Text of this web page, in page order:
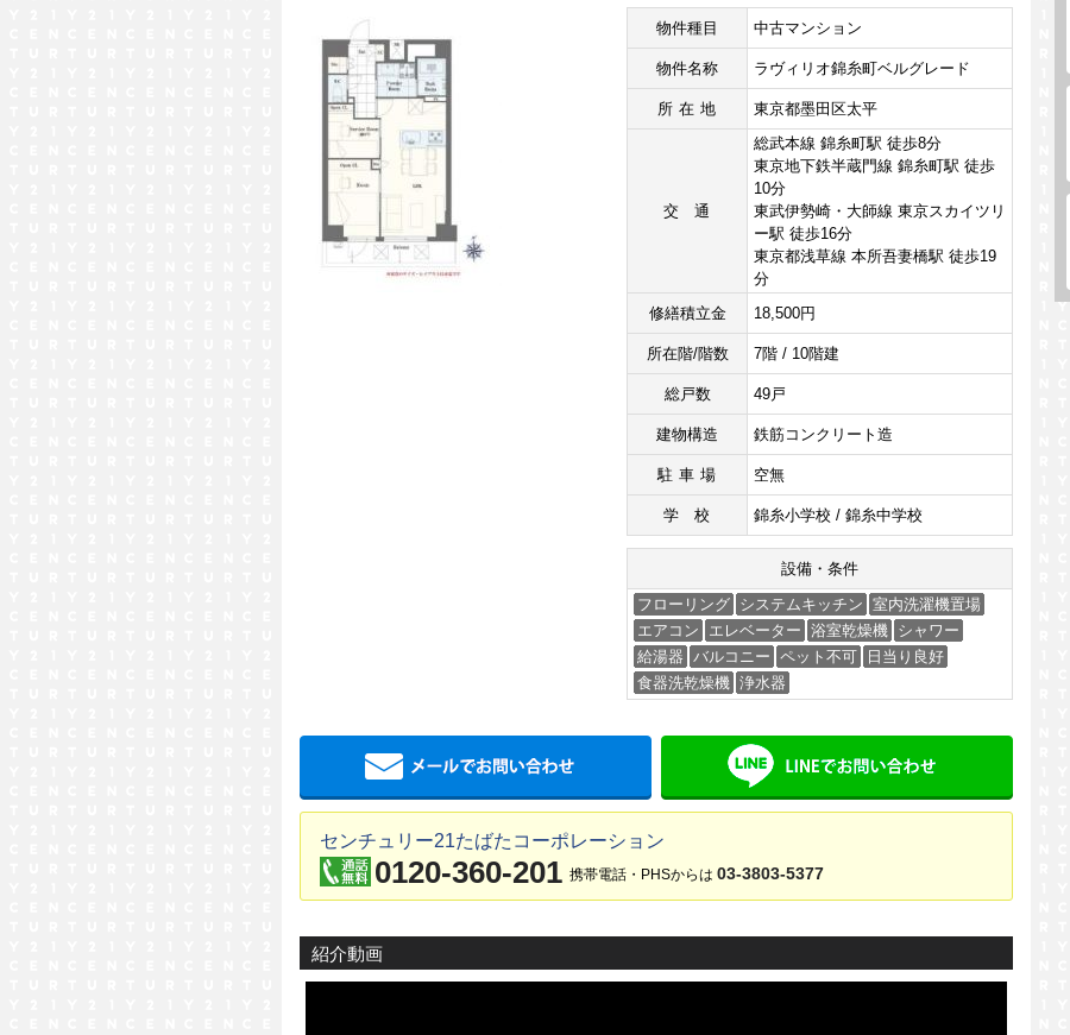
物件種目 中古マンション
物件名称 ラヴィリオ錦糸町ベルグレード
所在地 東京都墨田区太平
交通
総武本線 錦糸町駅 徒歩8分
東京地下鉄半蔵門線 錦糸町駅 徒歩
10分
東武伊勢崎・大師線 東京スカイツリ
ー駅 徒歩16分
東京都浅草線 本所吾妻橋駅 徒歩19
分
修繕積立金
18,500円
所在階/階数 7階 / 10階建
総戸数 49戸
建物構造 鉄筋コンクリート造
駐車場 空無
学校 錦糸小学校 / 錦糸中学校
設備・条件
フローリング システムキッチン 室内洗濯機置場
エアコン
エレベーター 浴室乾燥機 シャワー
給湯器 バルコニー ペット不可
日当り良好
食器洗乾燥機 浄水器
メールでお問い合わせ
センチュリー21たばたコーポレーション
0120-360-201 携帯電話・PHSからは 03-3803-5377
紹介動画